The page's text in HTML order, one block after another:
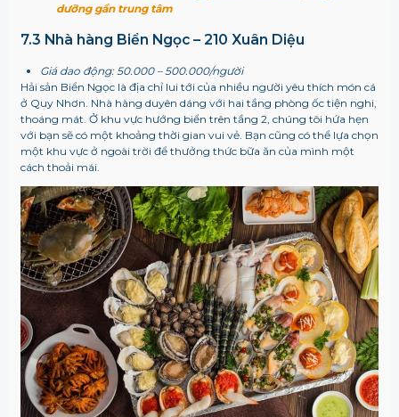
dưỡng gần trung tâm
7.3 Nhà hàng Biển Ngọc – 210 Xuân Diệu
Giá dao động: 50.000 – 500.000/người
Hải sản Biển Ngọc là địa chỉ lui tới của nhiều người yêu thích món cá
ở Quy Nhơn. Nhà hàng duyên dáng với hai tầng phòng ốc tiện nghi,
thoáng mát. Ở khu vực hướng biển trên tầng 2, chúng tôi hứa hẹn
với bạn sẽ có một khoảng thời gian vui vẻ. Bạn cũng có thể lựa chọn
một khu vực ở ngoài trời để thưởng thức bữa ăn của mình một
cách thoải mái.